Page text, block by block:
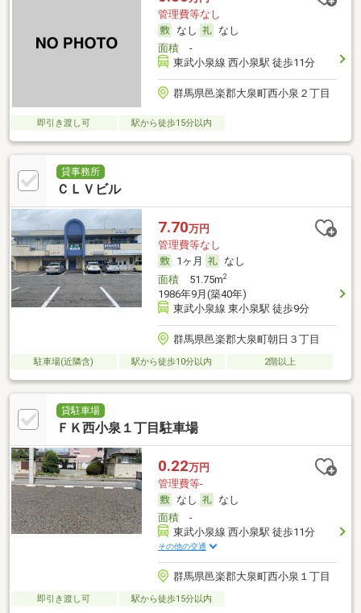
管理費等なし
なし
なし
面積-
東武小泉線 西小泉駅 徒歩11分
群馬県邑楽郡大泉町西小泉２丁目
即引き渡し可 駅から徒歩15分以内
貸事務所
ＣＬＶビル
7.70万円
管理費等なし
1ヶ月
なし
面積51.75m2
1986年9月(築40年)
東武小泉線 東小泉駅 徒歩9分
群馬県邑楽郡大泉町朝日３丁目
駐車場(近隣含) 駅から徒歩10分以内 2階以上
貸駐車場
ＦＫ西小泉１丁目駐車場
0.22万円
管理費等-
なし
なし
面積-
東武小泉線 西小泉駅 徒歩11分
その他の交通
群馬県邑楽郡大泉町西小泉１丁目
即引き渡し可 駅から徒歩15分以内